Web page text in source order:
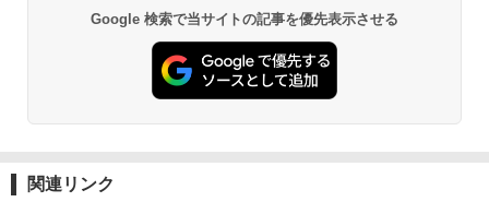
￥7,286
3
【純正品】ディスクドライブ(CFI-ZDD1
￥7,681
【純正品】Xbox ワイヤレス コントロー
￥3,523
3
【Amazon.co.jp限定】劇場版モノノ怪
Google 検索で当サイトの記事を優先表示させる
関連リンク